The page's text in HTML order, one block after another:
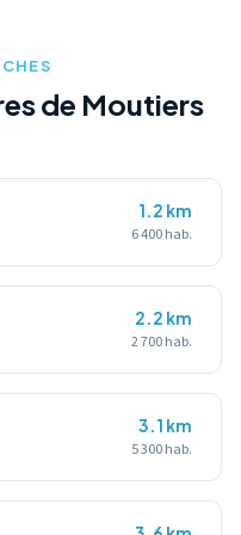
de Moutiers
1.2 km
6 400 hab.
2.2 km
2 700 hab.
3.1 km
5 300 hab.